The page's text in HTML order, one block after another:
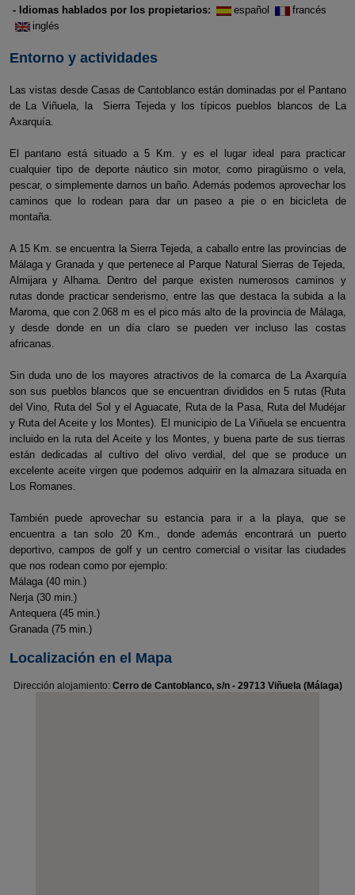
- Idiomas hablados por los propietarios: español
francés
inglés
Entorno y actividades
Las vistas desde Casas de Cantoblanco están dominadas por el Pantano
de La Viñuela, la Sierra Tejeda y los típicos pueblos blancos de La
Axarquía.
El pantano está situado a 5 Km. y es el lugar ideal para practicar
cualquier tipo de deporte náutico sin motor, como piragüismo o vela,
pescar, o simplemente darnos un baño. Además podemos aprovechar los
caminos que lo rodean para dar un paseo a pie o en bicicleta de
montaña.
A 15 Km. se encuentra la Sierra Tejeda, a caballo entre las provincias de
Málaga y Granada y que pertenece al Parque Natural Sierras de Tejeda,
Almijara y Alhama. Dentro del parque existen numerosos caminos y
rutas donde practicar senderismo, entre las que destaca la subida a la
Maroma, que con 2.068 m es el pico más alto de la provincia de Málaga,
y desde donde en un día claro se pueden ver incluso las costas
africanas.
Sin duda uno de los mayores atractivos de la comarca de La Axarquía
son sus pueblos blancos que se encuentran divididos en 5 rutas (Ruta
del Vino, Ruta del Sol y el Aguacate, Ruta de la Pasa, Ruta del Mudéjar
y Ruta del Aceite y los Montes). El municipio de La Viñuela se encuentra
incluido en la ruta del Aceite y los Montes, y buena parte de sus tierras
están dedicadas al cultivo del olivo verdial, del que se produce un
excelente aceite virgen que podemos adquirir en la almazara situada en
Los Romanes.
También puede aprovechar su estancia para ir a la playa, que se
encuentra a tan solo 20 Km., donde además encontrará un puerto
deportivo, campos de golf y un centro comercial o visitar las ciudades
que nos rodean como por ejemplo:
Málaga (40 min.)
Nerja (30 min.)
Antequera (45 min.)
Granada (75 min.)
Localización en el Mapa
Dirección alojamiento: Cerro de Cantoblanco, s/n - 29713 Viñuela (Málaga)